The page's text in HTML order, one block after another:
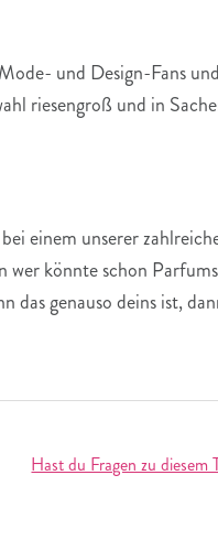
und Design-Fans
riesengroß und in
einem unserer
könnte schon
das genauso deins ist,
Hast du Fragen zu diesem